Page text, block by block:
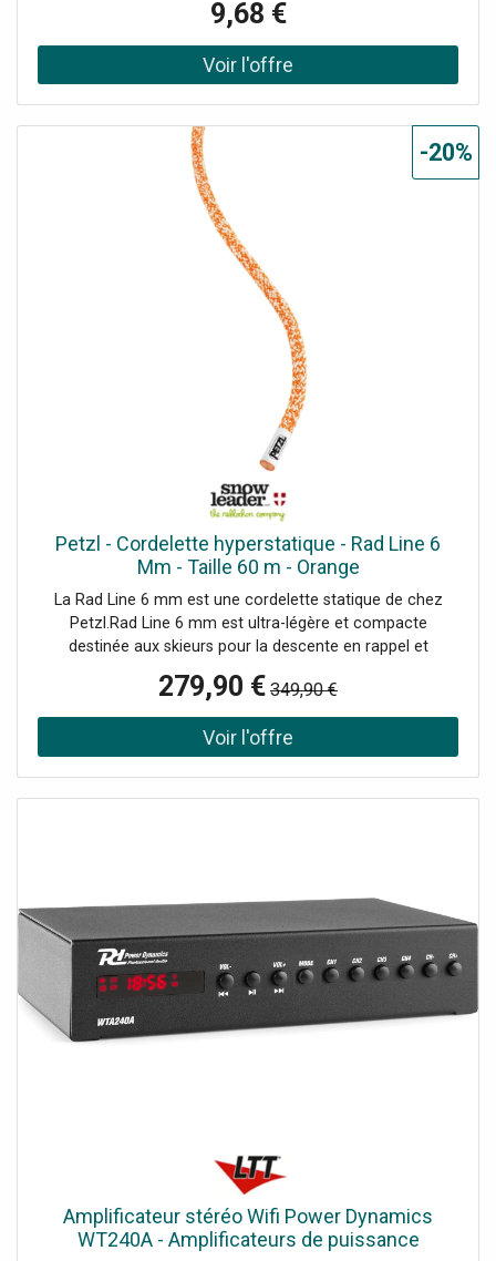
9,68 €
Petzl - Cordelette hyperstatique - Rad Line 6
Mm - Taille 60 m - Orange
La Rad Line 6 mm est une cordelette statique de chez
Petzl.Rad Line 6 mm est ultra-légère et compacte
destinée aux skieurs pour la descente en rappel et
d'une gaine rugueuse pour une excellente prise en main,
elle facilite les manoeuvres et les manipulations de corde.
279,90 € 349,90 €
-20%
Amplificateur stéréo Wifi Power Dynamics
WT240A - Amplificateurs de puissance